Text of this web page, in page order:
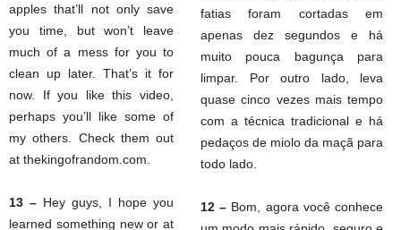
apples that’ll not only save
you time, but won’t leave
much of a mess for you to
clean up later. That’s it for
now. If you like this video,
perhaps you’ll like some of
my others. Check them out
at thekingofrandom.com.
13 – Hey guys, I hope you
learned something new or at
fatias foram cortadas em
apenas dez segundos e há
muito pouca bagunça para
limpar. Por outro lado, leva
quase cinco vezes mais tempo
com a técnica tradicional e há
pedaços de miolo da maçã para
todo lado.
12 – Bom, agora você conhece